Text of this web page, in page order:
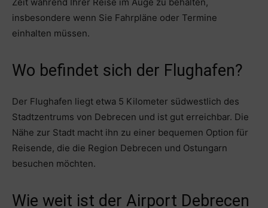
insbesondere wenn Sie Fahrpläne oder Termine
einhalten müssen.
Wo befindet sich der Flughafen?
Der Flughafen liegt etwa 5 Kilometer südwestlich des
Stadtzentrums von Debrecen und ist gut erreichbar. Die
Nähe zur Stadt macht ihn zu einer bequemen Option für
Reisende, die die Region Debrecen und Ostungarn
besuchen möchten.
Wie weit ist der Airport Debrecen